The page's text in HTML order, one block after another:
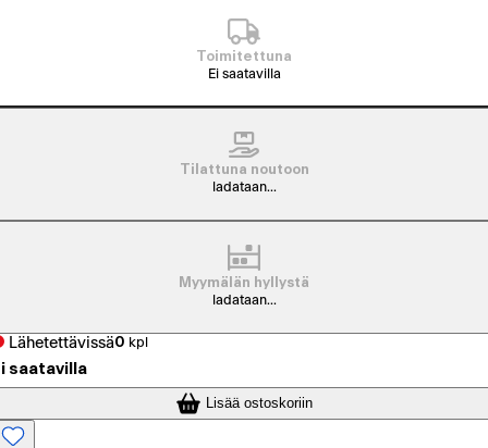
Toimitettuna
Ei saatavilla
Tilattuna noutoon
ladataan...
Myymälän hyllystä
ladataan...
Lähetettävissä0 kpl
saatavilla
Lisää ostoskoriin